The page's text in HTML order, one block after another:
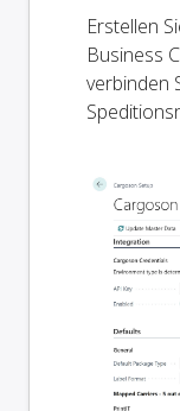
Erstellen
Business
verbinden